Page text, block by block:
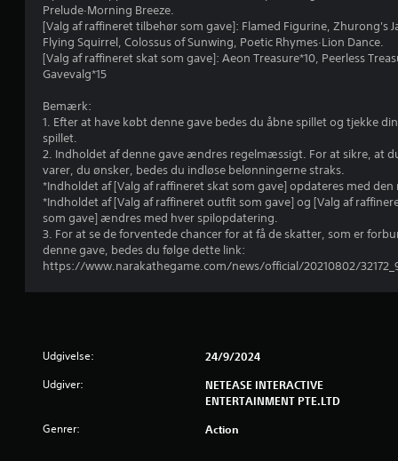
Prelude·Morning Breeze.
[Valg af raffineret tilbehør som gave]: Flamed Figurine, Zhurong's
Flying Squirrel, Colossus of Sunwing, Poetic Rhymes·Lion Dance.
[Valg af raffineret skat som gave]: Aeon Treasure*10, Peerless
Gavevalg*15
Bemærk:
1. Efter at have købt denne gave bedes du åbne spillet og tjekke
spillet.
2. Indholdet af denne gave ændres regelmæssigt. For at sikre, at
varer, du ønsker, bedes du indløse belønningerne straks.
*Indholdet af [Valg af raffineret skat som gave] opdateres med den
*Indholdet af [Valg af raffineret outfit som gave] og [Valg af
som gave] ændres med hver spilopdatering.
3. For at se de forventede chancer for at få de skatter, som er
denne gave, bedes du følge dette link:
https://www.narakathegame.com/news/official/20210802/
Udgivelse: 24/9/2024
Udgiver:
NETEASE INTERACTIVE
ENTERTAINMENT PTE.LTD
Genrer: Action